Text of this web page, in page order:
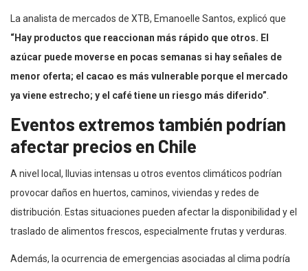
La analista de mercados de XTB, Emanoelle Santos, explicó que
“Hay productos que reaccionan más rápido que otros. El
azúcar puede moverse en pocas semanas si hay señales de
menor oferta; el cacao es más vulnerable porque el mercado
ya viene estrecho; y el café tiene un riesgo más diferido”
Eventos extremos también podrían
afectar precios en Chile
A nivel local, lluvias intensas u otros eventos climáticos podrían
provocar daños en huertos, caminos, viviendas y redes de
distribución. Estas situaciones pueden afectar la disponibilidad y el
traslado de alimentos frescos, especialmente frutas y verduras.
Además, la ocurrencia de emergencias asociadas al clima podría